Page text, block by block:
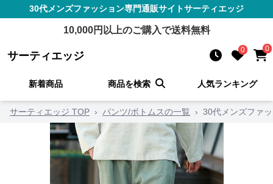
30代メンズファッション専門通販サイトサーティエッジ
10,000円以上のご購入で送料無料
サーティエッジ 0 0
新着商品 商品を検索 人気ランキング
サーティエッジ TOP › パンツ/ボトムスの一覧 › 30代メンズファ